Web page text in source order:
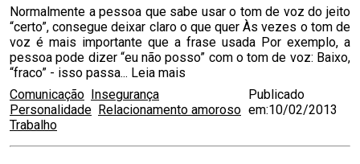
Normalmente a pessoa que sabe usar o tom de voz do jeito
“certo”, consegue deixar claro o que quer Às vezes o tom de
voz é mais importante que a frase usada Por exemplo, a
pessoa pode dizer “eu não posso” com o tom de voz: Baixo,
“fraco” - isso passa... Leia mais
Comunicação Insegurança
Personalidade Relacionamento amoroso
Trabalho
Publicado
em:10/02/2013